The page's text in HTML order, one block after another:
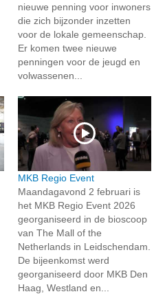
nieuwe penning voor inwoners
die zich bijzonder inzetten
voor de lokale gemeenschap.
Er komen twee nieuwe
penningen voor de jeugd en
volwassenen...
MKB Regio Event
Maandagavond 2 februari is
het MKB Regio Event 2026
georganiseerd in de bioscoop
van The Mall of the
Netherlands in Leidschendam.
De bijeenkomst werd
georganiseerd door MKB Den
Haag, Westland en...